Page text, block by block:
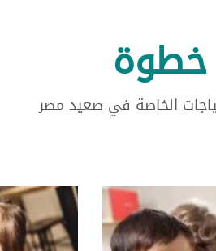
خطوة
الخاصة في صعيد مصر